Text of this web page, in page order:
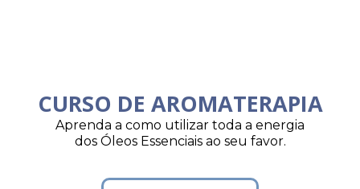
CURSO DE AROMATERAPIA
Aprenda a como utilizar toda a energia
dos Óleos Essenciais ao seu favor.